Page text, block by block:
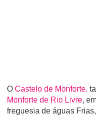
O Castelo de Monforte,
Monforte de Rio Livre,
freguesia de águas